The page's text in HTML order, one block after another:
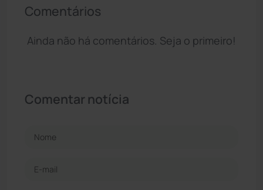
Comentários
Ainda não há comentários. Seja o primeiro!
Comentar notícia